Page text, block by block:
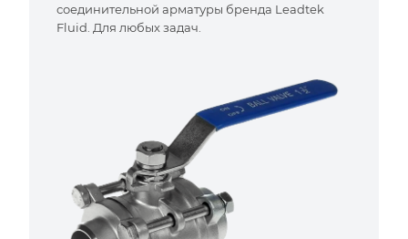
соединительной арматуры бренда Leadtek
Fluid. Для любых задач.